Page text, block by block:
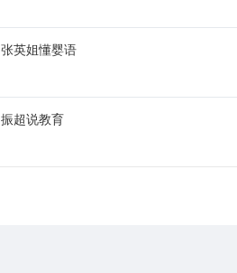
张英姐懂婴语
振超说教育